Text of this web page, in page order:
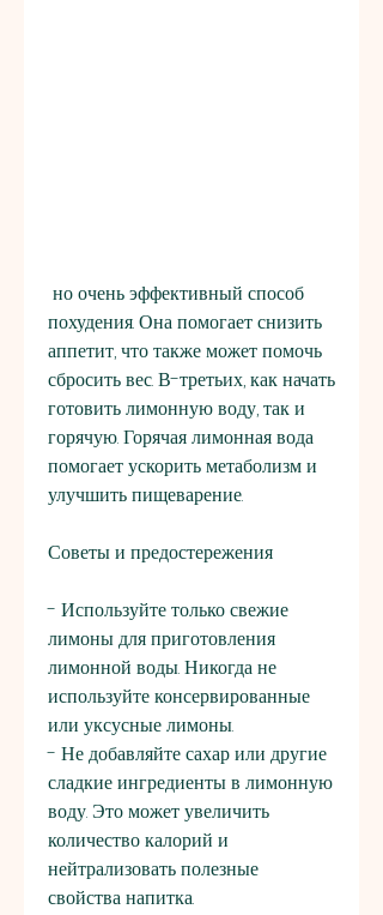
похудения. Она помогает снизить
аппетит, что также может помочь
сбросить вес. В-третьих, как начать
готовить лимонную воду, так и
горячую. Горячая лимонная вода
помогает ускорить метаболизм и
улучшить пищеварение.
Советы и предостережения
- Используйте только свежие
лимоны для приготовления
лимонной воды. Никогда не
используйте консервированные
или уксусные лимоны.
- Не добавляйте сахар или другие
сладкие ингредиенты в лимонную
воду. Это может увеличить
количество калорий и
нейтрализовать полезные
свойства напитка.